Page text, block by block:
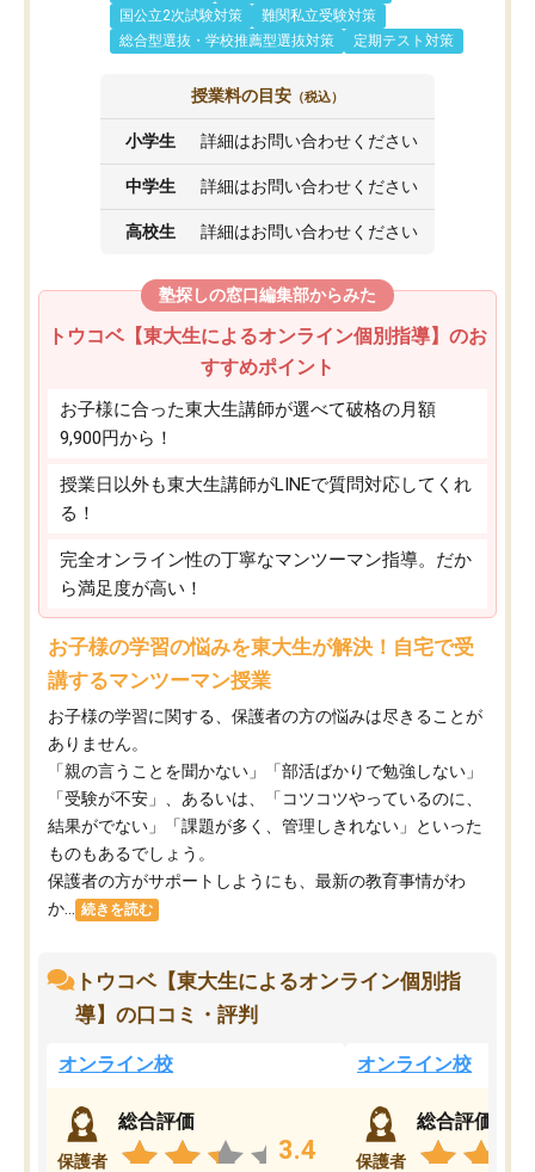
国公立2次試験対策
難関私立受験対策
総合型選抜・学校推薦型選抜対策
定期テスト対策
授業料の目安 （税込）
小学生 詳細はお問い合わせください
中学生 詳細はお問い合わせください
高校生 詳細はお問い合わせください
塾探しの窓口編集部からみた
トウコベ【東大生によるオンライン個別指導】のお
すすめポイント
お子様に合った東大生講師が選べて破格の月額
9,900円から！
授業日以外も東大生講師がLINEで質問対応してくれ
る！
完全オンライン性の丁寧なマンツーマン指導。だか
ら満足度が高い！
お子様の学習の悩みを東大生が解決！自宅で受
講するマンツーマン授業
お子様の学習に関する、保護者の方の悩みは尽きることが
ありません。
「親の言うことを聞かない」「部活ばかりで勉強しない」
「受験が不安」、あるいは、「コツコツやっているのに、
結果がでない」「課題が多く、管理しきれない」といった
ものもあるでしょう。
保護者の方がサポートしようにも、最新の教育事情がわ
か...
続きを読む
トウコベ【東大生によるオンライン個別指
導】の口コミ・評判
オンライン校
保護者
総合評価
3.4
オンライン校
保護者
総合評価